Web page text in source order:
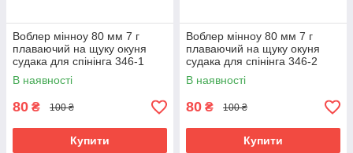
Воблер мінноу 80 мм 7 г
плаваючий на щуку окуня
судака для спінінга 346-1
В наявності
80 ₴ 100 ₴
Купити
Воблер мінноу 80 мм 7 г
плаваючий на щуку окуня
судака для спінінга 346-2
В наявності
80 ₴ 100 ₴
Купити